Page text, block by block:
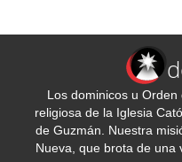
Los dominicos u
religiosa de la Iglesia
de Guzmán. Nuestra
Nueva, que brota de una